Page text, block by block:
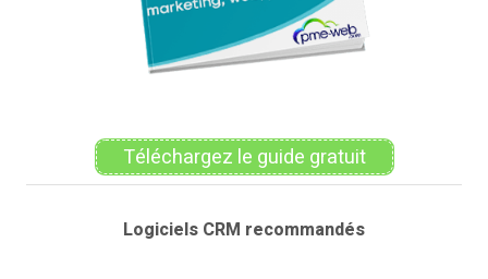
Téléchargez le guide gratuit
Logiciels CRM recommandés